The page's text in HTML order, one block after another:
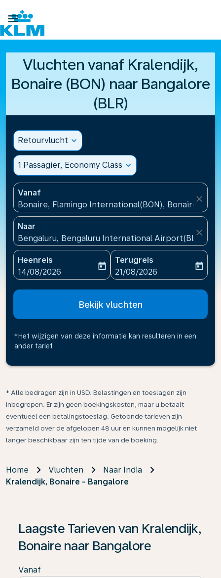

Vluchten vanaf Kralendijk,
Bonaire (BON) naar Bangalore
(BLR)
Retourvlucht expand_more
1 Passagier, Economy Class expand_more
Vanaf
Bonaire, Flamingo International(BON), Bonaire, St
close
Naar
Bengaluru, Bengaluru International Airport(BLR),
close
Heenreis
fc-booking-departure-date-aria-label
14/08/2026
today
Terugreis
fc-booking-return-date-
21/08/2026
today
Bekijk vluchten
*Het wijzigen van deze informatie kan resulteren in een
ander tarief
* Alle bedragen zijn in USD. Belastingen en toeslagen zijn
inbegrepen. Er zijn geen boekingskosten, maar u betaalt
eventueel een betalingstoeslag. Getoonde tarieven zijn
verzameld over de afgelopen 48 uur en kunnen mogelijk niet
langer beschikbaar zijn ten tijde van de boeking.
Home Vluchten
Naar India
Kralendijk, Bonaire - Bangalore
Laagste Tarieven van Kralendijk,
Bonaire naar Bangalore
Vanaf
Wanneer er geen resultaat is gevonden, klik dan op